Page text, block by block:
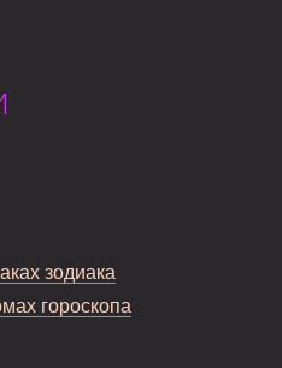
зодиака
гороскопа